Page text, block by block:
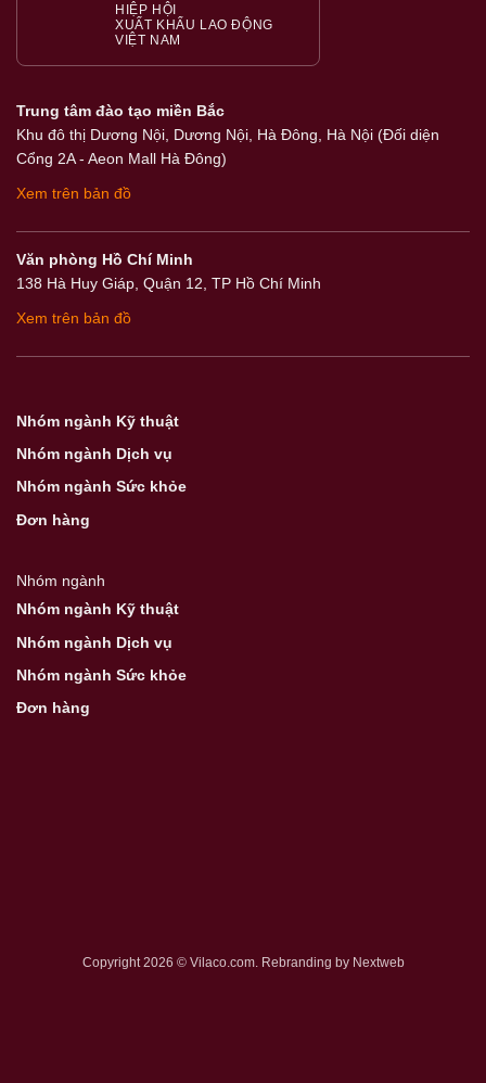
HIỆP HỘI
XUẤT KHẨU LAO ĐỘNG
VIỆT NAM
Nhóm ngành Kỹ thuật
Nhóm ngành Dịch vụ
Nhóm ngành Sức khỏe
Đơn hàng
Nhóm ngành
Nhóm ngành Kỹ thuật
Nhóm ngành Dịch vụ
Nhóm ngành Sức khỏe
Đơn hàng
Trung tâm đào tạo miền Bắc
Khu đô thị Dương Nội, Dương Nội, Hà Đông, Hà Nội (Đối diện
Cổng 2A - Aeon Mall Hà Đông)
Xem trên bản đồ
Văn phòng Hồ Chí Minh
138 Hà Huy Giáp, Quận 12, TP Hồ Chí Minh
Xem trên bản đồ
Copyright 2026 © Vilaco.com. Rebranding by Nextweb